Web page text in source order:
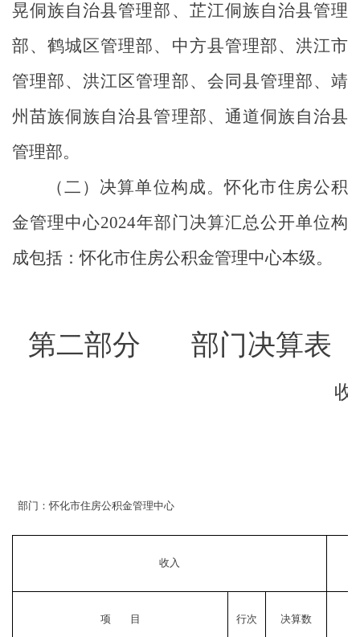
晃侗族自治县管理部、芷江侗族自治县管理
部、鹤城区管理部、中方县管理部、洪江市
管理部、洪江区管理部、会同县管理部、靖
州苗族侗族自治县管理部、通道侗族自治县
管理部。
（二）决算单位构成。怀化市住房公积
金管理中心2024年部门决算汇总公开单位构
成包括：怀化市住房公积金管理中心本级。
第二部分 部门决算表
收
部门：怀化市住房公积金管理中心
收入
项 目 行次 决算数